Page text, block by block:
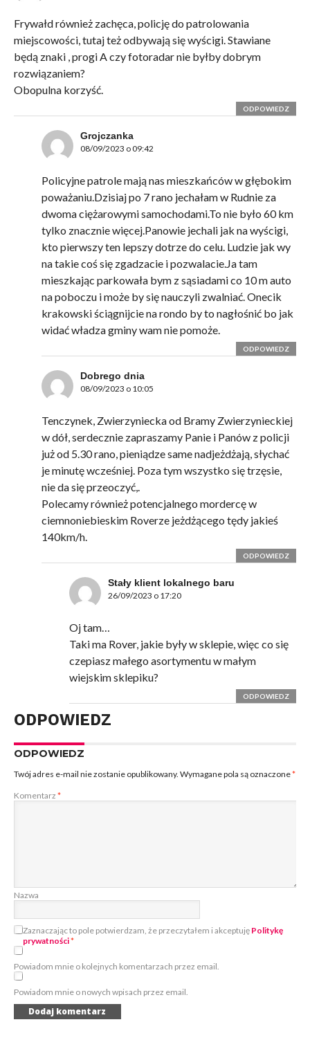
Frywałd również zachęca, policję do patrolowania
miejscowości, tutaj też odbywają się wyścigi. Stawiane
będą znaki , progi A czy fotoradar nie byłby dobrym
rozwiązaniem?
Obopulna korzyść.
ODPOWIEDZ
Grojczanka
08/09/2023 o 09:42
Policyjne patrole mają nas mieszkańców w głębokim
poważaniu.Dzisiaj po 7 rano jechałam w Rudnie za
dwoma ciężarowymi samochodami.To nie było 60 km
tylko znacznie więcej.Panowie jechali jak na wyścigi,
kto pierwszy ten lepszy dotrze do celu. Ludzie jak wy
na takie coś się zgadzacie i pozwalacie.Ja tam
mieszkając parkowała bym z sąsiadami co 10 m auto
na poboczu i może by się nauczyli zwalniać. Onecik
krakowski ściągnijcie na rondo by to nagłośnić bo jak
widać władza gminy wam nie pomoże.
ODPOWIEDZ
Dobrego dnia
08/09/2023 o 10:05
Tenczynek, Zwierzyniecka od Bramy Zwierzynieckiej
w dół, serdecznie zapraszamy Panie i Panów z policji
już od 5.30 rano, pieniądze same nadjeżdżają, słychać
je minutę wcześniej. Poza tym wszystko się trzęsie,
nie da się przeoczyć,.
Polecamy również potencjalnego mordercę w
ciemnoniebieskim Roverze jeżdżącego tędy jakieś
140km/h.
ODPOWIEDZ
Stały klient lokalnego baru
26/09/2023 o 17:20
Oj tam…
Taki ma Rover, jakie były w sklepie, więc co się
czepiasz małego asortymentu w małym
wiejskim sklepiku?
ODPOWIEDZ
ODPOWIEDZ
ODPOWIEDZ
Twój adres e-mail nie zostanie opublikowany. Wymagane pola są oznaczone*
Komentarz *
Nazwa
Zaznaczając to pole potwierdzam, że przeczytałem i akceptuję Politykę
prywatności*
Powiadom mnie o kolejnych komentarzach przez email.
Powiadom mnie o nowych wpisach przez email.